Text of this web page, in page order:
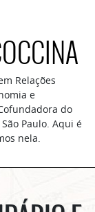
Relações
e
do
Paulo. Aqui é
nela.